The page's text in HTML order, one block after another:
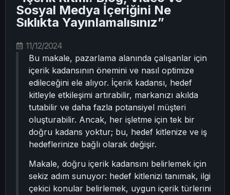
Sosyal Medya İçeriğini Ne
Sıklıkta Yayınlamalısınız”
11/12/2024
Bu makale, pazarlama alanında çalışanlar için
içerik kadansının önemini ve nasıl optimize
edileceğini ele alıyor. İçerik kadansı, hedef
kitleyle etkileşimi artırabilir, markanızı akılda
tutabilir ve daha fazla potansiyel müşteri
oluşturabilir. Ancak, her işletme için tek bir
doğru kadans yoktur; bu, hedef kitlenize ve iş
hedeflerinize bağlı olarak değişir.
Makale, doğru içerik kadansını belirlemek için
sekiz adım sunuyor: hedef kitlenizi tanımak, ilgi
çekici konular belirlemek, uygun içerik türlerini